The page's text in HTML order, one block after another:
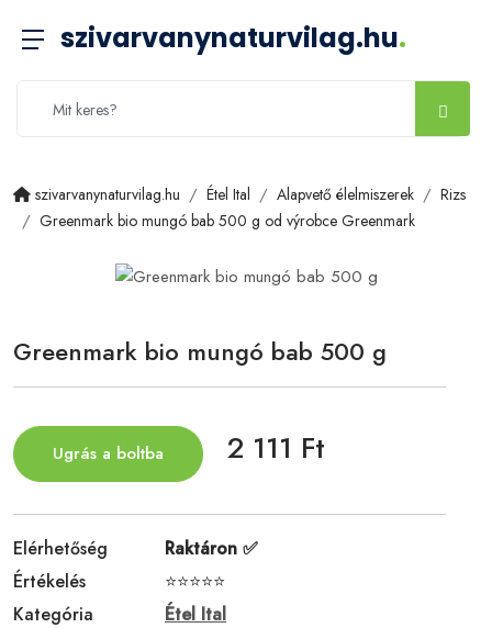
szivarvanynaturvilag.hu.
szivarvanynaturvilag.hu Étel Ital Alapvető élelmiszerek
Rizs
Greenmark bio mungó bab 500 g od výrobce Greenmark
Greenmark bio mungó bab 500 g
Ugrás a boltba 2 111 Ft
Elérhetőség
Raktáron ✅
Értékelés
⭐⭐⭐⭐⭐
Kategória
Étel Ital